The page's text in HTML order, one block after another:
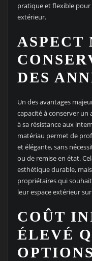
pratique et flexible pour
extérieur.
ASPECT
DES
Un des avantages
capacité à conserver un
à sa résistance aux
matériau permet de
et élégante, sans
ou de remise en état.
esthétique durable,
propriétaires qui
leur espace extérieur
COÛT
ÉLEVÉ